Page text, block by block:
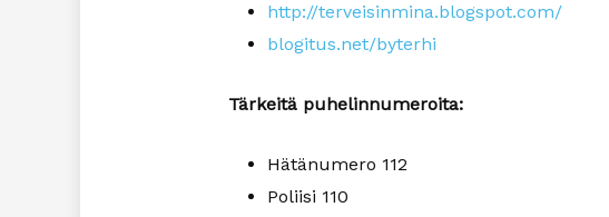
http://terveisinmina.blogspot.com/
blogitus.net/byterhi
Tärkeitä puhelinnumeroita:
Hätänumero 112
Poliisi 110